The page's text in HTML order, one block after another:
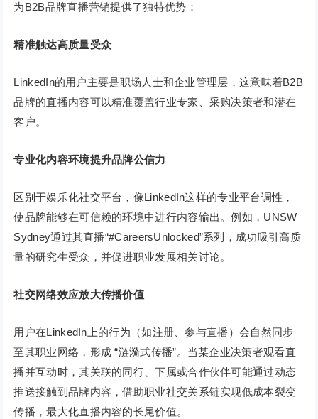
为B2B品牌直播营销提供了独特优势：
精准触达高质量受众
LinkedIn的用户主要是职场人士和企业管理层，这意味着B2B
品牌的直播内容可以精准覆盖行业专家、采购决策者和潜在
客户。
专业化内容环境提升品牌公信力
区别于娱乐化社交平台，像LinkedIn这样的专业平台调性，
使品牌能够在可信赖的环境中进行内容输出。例如，UNSW
Sydney通过其直播“#CareersUnlocked”系列，成功吸引高质
量的研究生受众，并促进职业发展相关讨论。
社交网络效应放大传播价值
用户在LinkedIn上的行为（如注册、参与直播）会自然同步
至其职业网络，形成 “涟漪式传播”。当某企业决策者观看直
播并互动时，其关联的同行、下属或合作伙伴可能通过动态
推送接触到品牌内容，借助职业社交关系链实现低成本裂变
传播，最大化直播内容的长尾价值。